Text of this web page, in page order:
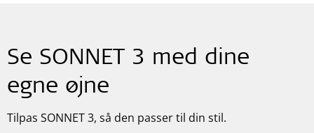
Se SONNET 3 med dine
egne øjne
Tilpas SONNET 3, så den passer til din stil.